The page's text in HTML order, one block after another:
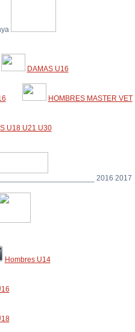
DAMAS U16
HOMBRES MASTER VET
U18 U21 U30
2016 2017
Hombres U14